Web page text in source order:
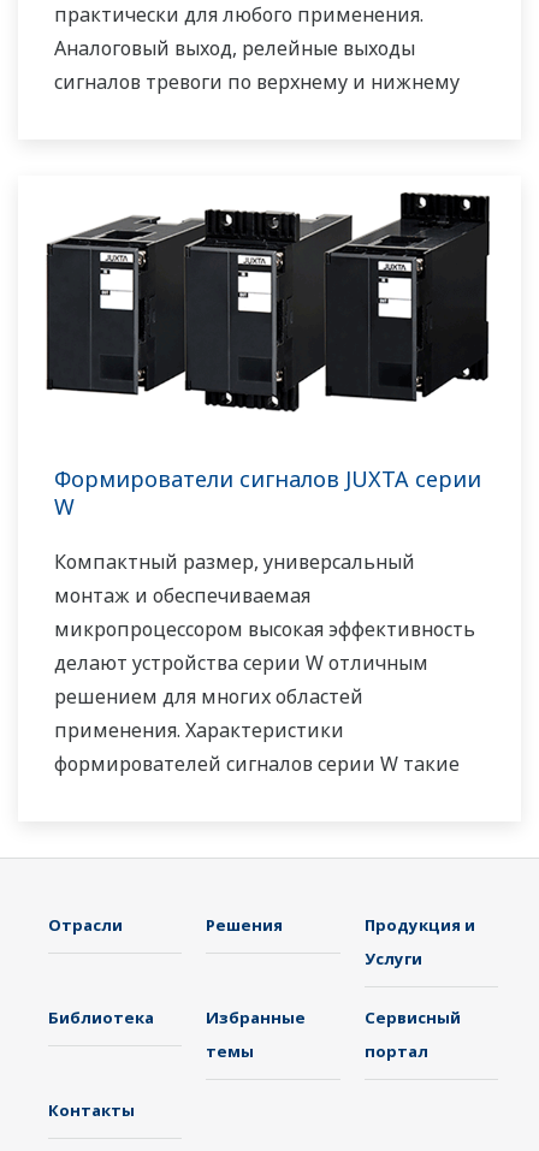
практически для любого применения.
Аналоговый выход, релейные выходы
сигналов тревоги по верхнему и нижнему
Формирователи сигналов JUXTA серии
W
Компактный размер, универсальный
монтаж и обеспечиваемая
микропроцессором высокая эффективность
делают устройства серии W отличным
решением для многих областей
применения. Характеристики
формирователей сигналов серии W такие
второго выхода и ширины корпуса
Отрасли Решения
Продукция и
Услуги
Библиотека
Избранные
темы
Сервисный
портал
Контакты